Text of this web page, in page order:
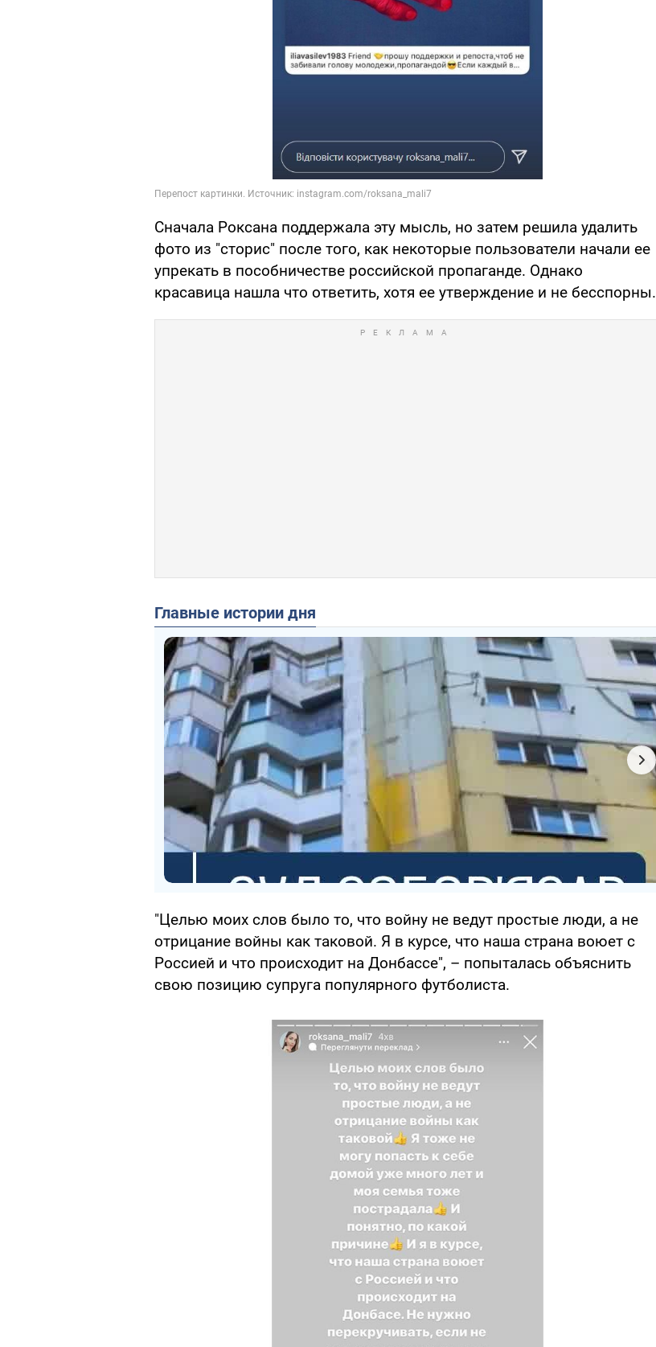
Сначала Роксана поддержала эту мысль, но затем решила удалить
фото из "сторис" после того, как некоторые пользователи начали ее
упрекать в пособничестве российской пропаганде. Однако
красавица нашла что ответить, хотя ее утверждение и не бесспорны.
Главные истории дня
"Целью моих слов было то, что войну не ведут простые люди, а не
отрицание войны как таковой. Я в курсе, что наша страна воюет с
Россией и что происходит на Донбассе", – попыталась объяснить
свою позицию супруга популярного футболиста.